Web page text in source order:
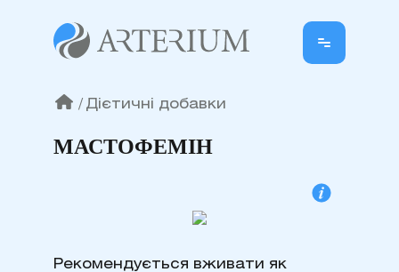
/ Дієтичні добавки
МАСТОФЕМІН
Рекомендується вживати як